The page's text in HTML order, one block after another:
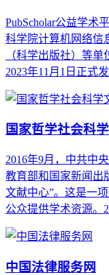
PubScholar公益学术
科学院计算机网络信
（科学出版社）等
2023年11月1日正式
国家哲学社会科
2016年9月，中共中
教育部和国家新闻出
文献中心”。这是一
公众提供学术资源。
中国法律服务网